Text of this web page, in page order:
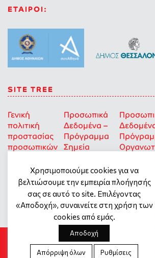
ΕΤΑΙΡΟΙ:
SITE TREE
Γενική
πολιτική
προστασίας
προσωπικών
Προσωπικά
Δεδομένα –
Πρόγραμμα
Σημεία
για Οκοιπ
που δρουν
Ισότητα
των
SOCIAL DYNAMO © 2018.
Χρησιμοποιούμε cookies για να
βελτιώσουμε την εμπειρία πλοήγησής
σας σε αυτό το site. Επιλέγοντας
«Αποδοχή», συναινείτε στη χρήση των
cookies από εμάς.
Αποδοχή
Απόρριψη όλων Ρυθμίσεις